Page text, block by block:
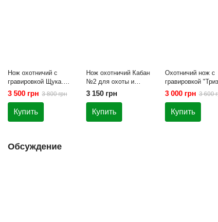
Нож охотничий с
гравировкой Щука.
Подарок мужчине
3 500 грн 3 800 грн
Купить
Нож охотничий Кабан
№2 для охоты и
рыбалки
3 150 грн
Купить
Охотничий нож с
гравировкой
№4
3 000 грн 3 600
Купить
Обсуждение